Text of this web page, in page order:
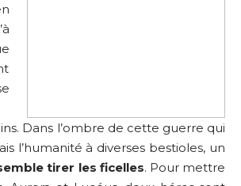
Dans l’ombre de cette guerre qui
l’humanité à diverses bestioles, un
tirer les ficelles. Pour mettre